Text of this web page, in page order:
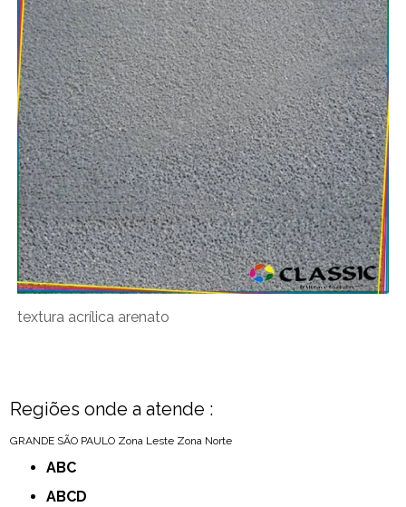
textura acrílica arenato
Regiões onde a atende :
GRANDE SÃO PAULO Zona Leste Zona Norte
ABC
ABCD